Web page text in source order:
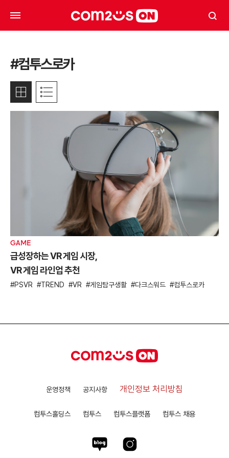
#컴투스로카
GAME
급성장하는 VR 게임 시장,
VR 게임 라인업 추천
PSVR TREND VR 게임탐구생활 다크스워드 컴투스로카
운영정책 공지사항 개인정보 처리방침
컴투스홀딩스 컴투스 컴투스플랫폼 컴투스 채용